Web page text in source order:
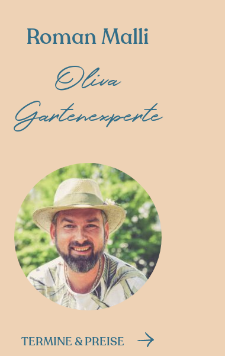
Roman Malli
Oliva
Gartenexperte
TERMINE & PREISE